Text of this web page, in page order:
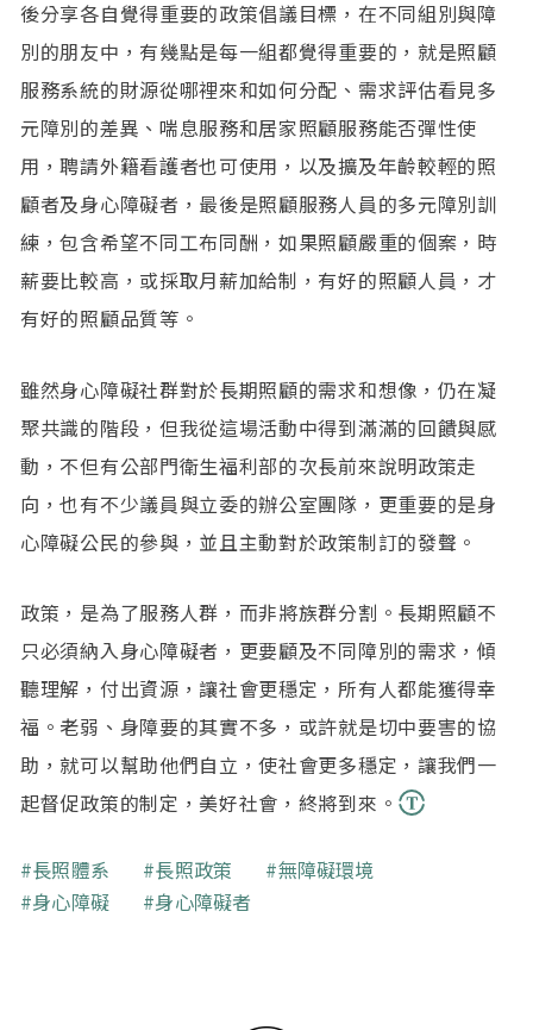
後分享各自覺得重要的政策倡議目標，在不同組別與障
別的朋友中，有幾點是每一組都覺得重要的，就是照顧
服務系統的財源從哪裡來和如何分配、需求評估看見多
元障別的差異、喘息服務和居家照顧服務能否彈性使
用，聘請外籍看護者也可使用，以及擴及年齡較輕的照
顧者及身心障礙者，最後是照顧服務人員的多元障別訓
練，包含希望不同工布同酬，如果照顧嚴重的個案，時
薪要比較高，或採取月薪加給制，有好的照顧人員，才
有好的照顧品質等。
雖然身心障礙社群對於長期照顧的需求和想像，仍在凝
聚共識的階段，但我從這場活動中得到滿滿的回饋與感
動，不但有公部門衛生福利部的次長前來說明政策走
向，也有不少議員與立委的辦公室團隊，更重要的是身
心障礙公民的參與，並且主動對於政策制訂的發聲。
政策，是為了服務人群，而非將族群分割。長期照顧不
只必須納入身心障礙者，更要顧及不同障別的需求，傾
聽理解，付出資源，讓社會更穩定，所有人都能獲得幸
福。老弱、身障要的其實不多，或許就是切中要害的協
助，就可以幫助他們自立，使社會更多穩定，讓我們一
起督促政策的制定，美好社會，終將到來。
關鍵字
長照體系 長照政策
無障礙環境
身心障礙
身心障礙者